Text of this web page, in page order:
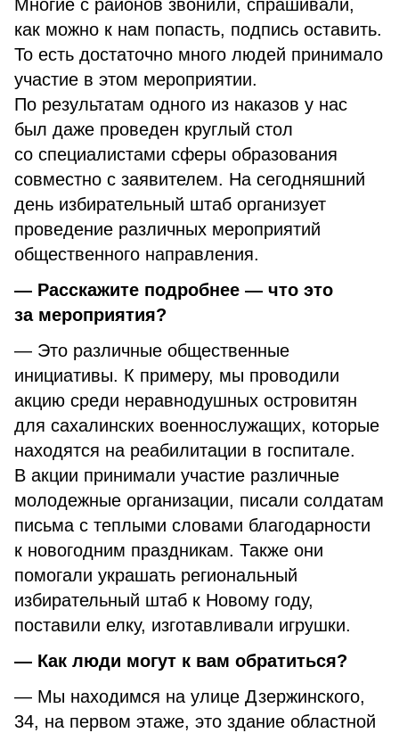
Многие с районов звонили, спрашивали,
как можно к нам попасть, подпись оставить.
То есть достаточно много людей принимало
участие в этом мероприятии.
По результатам одного из наказов у нас
был даже проведен круглый стол
со специалистами сферы образования
совместно с заявителем. На сегодняшний
день избирательный штаб организует
проведение различных мероприятий
общественного направления.
— Расскажите подробнее — что это
за мероприятия?
— Это различные общественные
инициативы. К примеру, мы проводили
акцию среди неравнодушных островитян
для сахалинских военнослужащих, которые
находятся на реабилитации в госпитале.
В акции принимали участие различные
молодежные организации, писали солдатам
письма с теплыми словами благодарности
к новогодним праздникам. Также они
помогали украшать региональный
избирательный штаб к Новому году,
поставили елку, изготавливали игрушки.
— Как люди могут к вам обратиться?
— Мы находимся на улице Дзержинского,
34, на первом этаже, это здание областной